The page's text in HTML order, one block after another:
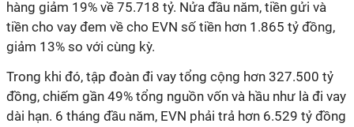
hàng giảm 19% về 75.718 tỷ. Nửa đầu năm, tiền gửi và
tiền cho vay đem về cho EVN số tiền hơn 1.865 tỷ đồng,
giảm 13% so với cùng kỳ.
Trong khi đó, tập đoàn đi vay tổng cộng hơn 327.500 tỷ
đồng, chiếm gần 49% tổng nguồn vốn và hầu như là đi vay
dài hạn. 6 tháng đầu năm, EVN phải trả hơn 6.529 tỷ đồng